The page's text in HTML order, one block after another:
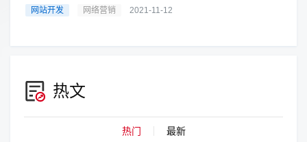
控制、企业网络控制等领域工作的人……随着互联网的蓬勃发
网站开发 网络营销 2021-11-12
热文
热门 最新